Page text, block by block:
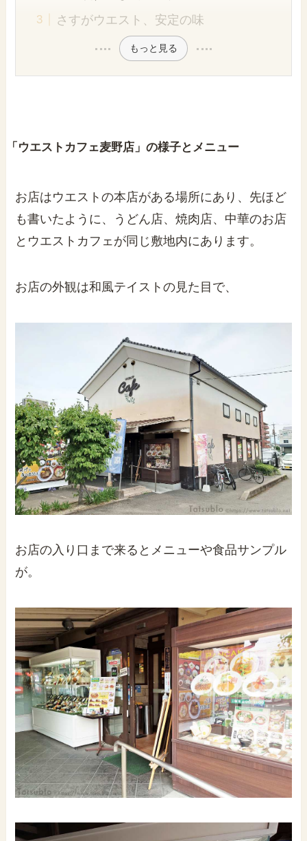
さすがウエスト、安定の味
もっと見る
「ウエストカフェ麦野店」の様子とメニュー
お店はウエストの本店がある場所にあり、先ほど
も書いたように、うどん店、焼肉店、中華のお店
とウエストカフェが同じ敷地内にあります。
お店の外観は和風テイストの見た目で、
お店の入り口まで来るとメニューや食品サンプル
が。